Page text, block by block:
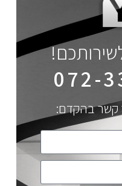
072-
קשר בהקדם: